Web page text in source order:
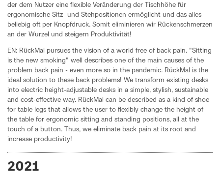
der dem Nutzer eine flexible Veränderung der Tischhöhe für
ergonomische Sitz- und Stehpositionen ermöglicht und das alles
beliebig oft per Knopfdruck. Somit eliminieren wir Rückenschmerzen
an der Wurzel und steigern Produktivität!
EN: RückMal pursues the vision of a world free of back pain. "Sitting
is the new smoking" well describes one of the main causes of the
problem back pain - even more so in the pandemic. RückMal is the
ideal solution to these back problems! We transform existing desks
into electric height-adjustable desks in a simple, stylish, sustainable
and cost-effective way. RückMal can be described as a kind of shoe
for table legs that allows the user to flexibly change the height of
the table for ergonomic sitting and standing positions, all at the
touch of a button. Thus, we eliminate back pain at its root and
increase productivity!
2021